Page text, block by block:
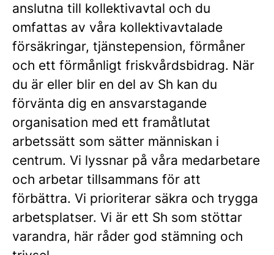
anslutna till kollektivavtal och du
omfattas av våra kollektivavtalade
försäkringar, tjänstepension, förmåner
och ett förmånligt friskvårdsbidrag. När
du är eller blir en del av Sh kan du
förvänta dig en ansvarstagande
organisation med ett framåtlutat
arbetssätt som sätter människan i
centrum. Vi lyssnar på våra medarbetare
och arbetar tillsammans för att
förbättra. Vi prioriterar säkra och trygga
arbetsplatser. Vi är ett Sh som stöttar
varandra, här råder god stämning och